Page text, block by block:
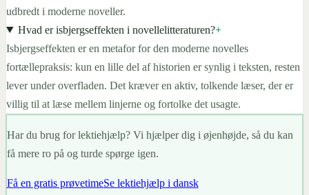
udbredt i moderne noveller.
Hvad er isbjergseffekten i novellelitteraturen?+
Isbjergseffekten er en metafor for den moderne novelles
fortællepraksis: kun en lille del af historien er synlig i teksten, resten
lever under overfladen. Det kræver en aktiv, tolkende læser, der er
villig til at læse mellem linjerne og fortolke det usagte.
Har du brug for lektiehjælp? Vi hjælper dig i øjenhøjde, så du kan
få mere ro på og turde spørge igen.
Få en gratis prøvetimeSe lektiehjælp i dansk